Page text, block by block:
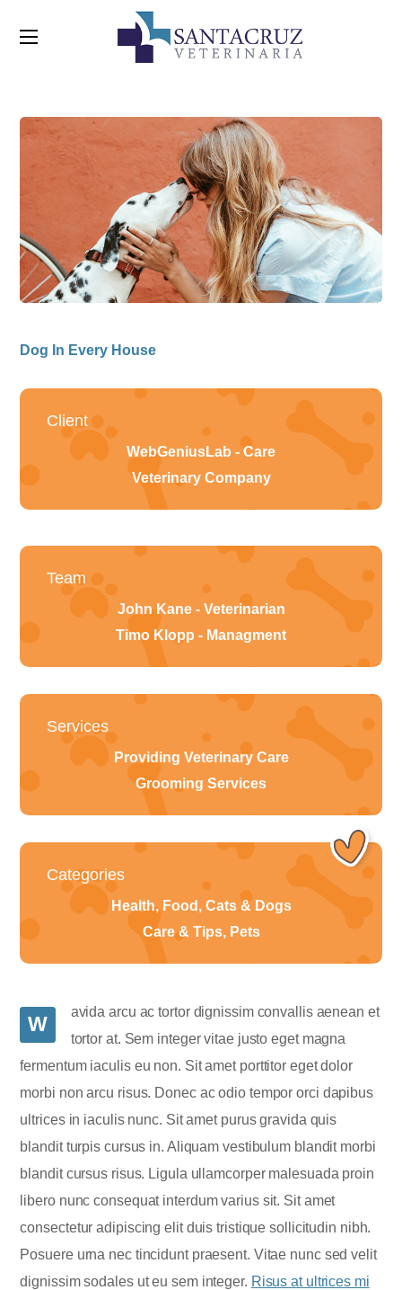
Dog In Every House
Client
WebGeniusLab - Care
Veterinary Company
Team
John Kane - Veterinarian
Timo Klopp - Managment
Services
Providing Veterinary Care
Grooming Services
Categories
Health, Food, Cats & Dogs
Care & Tips, Pets
W
avida arcu ac tortor dignissim convallis aenean et
tortor at. Sem integer vitae justo eget magna
fermentum iaculis eu non. Sit amet porttitor eget dolor
morbi non arcu risus. Donec ac odio tempor orci dapibus
ultrices in iaculis nunc. Sit amet purus gravida quis
blandit turpis cursus in. Aliquam vestibulum blandit morbi
blandit cursus risus. Ligula ullamcorper malesuada proin
libero nunc consequat interdum varius sit. Sit amet
consectetur adipiscing elit duis tristique sollicitudin nibh.
Posuere urna nec tincidunt praesent. Vitae nunc sed velit
dignissim sodales ut eu sem integer. Risus at ultrices mi